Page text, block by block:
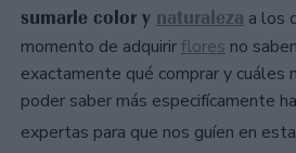
sumarle color y naturaleza a los
momento de adquirirflores no
exactamente qué comprar y cuáles
poder saber más especifícamente
expertas para que nos guíen en esta